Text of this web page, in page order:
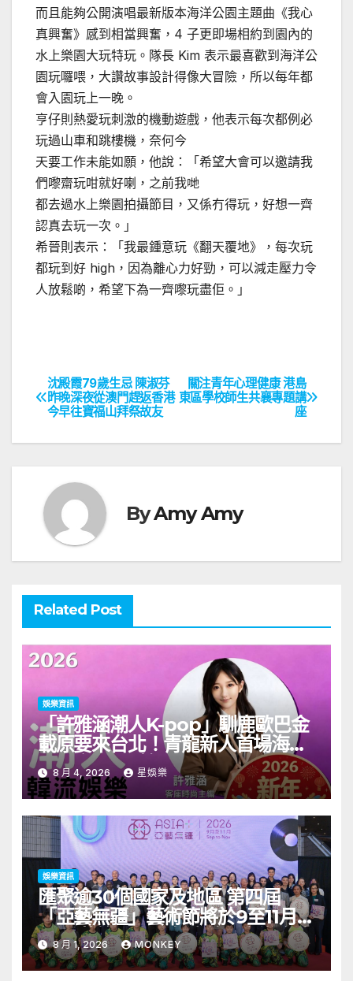
而且能夠公開演唱最新版本海洋公園主題曲《我心
真興奮》感到相當興奮，4 子更即場相約到園內的
水上樂園大玩特玩。隊長 Kim 表示最喜歡到海洋公
園玩囉喂，大讚故事設計得像大冒險，所以每年都
會入園玩上一晚。
亨仔則熱愛玩刺激的機動遊戲，他表示每次都例必
玩過山車和跳樓機，奈何今
天要工作未能如願，他說：「希望大會可以邀請我
們嚟齋玩咁就好喇，之前我哋
都去過水上樂園拍攝節目，又係冇得玩，好想一齊
認真去玩一次。」
希晉則表示：「我最鍾意玩《翻天覆地》，每次玩
都玩到好 high，因為離心力好勁，可以減走壓力令
人放鬆啲，希望下為一齊嚟玩盡佢。」
文
章
覽
關注青年心理健康 港島
東區學校師生共襄專題講
座
沈殿霞79歲生忌 陳淑芬
昨晚深夜從澳門趕返香港
今早往寶福山拜祭故友
ByAmy Amy
Related Post
娛樂資訊
「許雅涵潮人K-pop」馴鹿歐巴金
載原要來台北！青龍新人首場海外
見面會8/9開搶
8 月 4, 2026 星娛樂
娛樂資訊
匯聚逾30個國家及地區 第四屆
「亞藝無疆」藝術節將於9至11月舉
行 開幕節目《三角演義》音樂會演
出陣容包括王雙駿夥拍恭碩良 聯同
來自蒙古的Uuhai、韓國的KARDI
8 月 1, 2026 MONKEY